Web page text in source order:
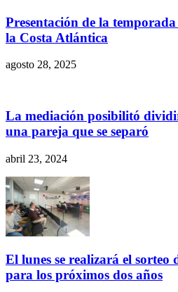
Presentación de la
la Costa Atlántica
agosto 28, 2025
La mediación posibilitó
una pareja que se separó
abril 23, 2024
El lunes se realizará el sorteo
para los próximos dos años